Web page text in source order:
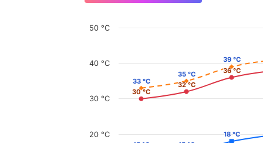
30 °C
30 °C
32 °C
32 °C
36 °C
36 °C
33 °C
33 °C
35 °C
35 °C
39 °C
39 °C
18 °C
18 °C
20 °C
30 °C
40 °C
50 °C